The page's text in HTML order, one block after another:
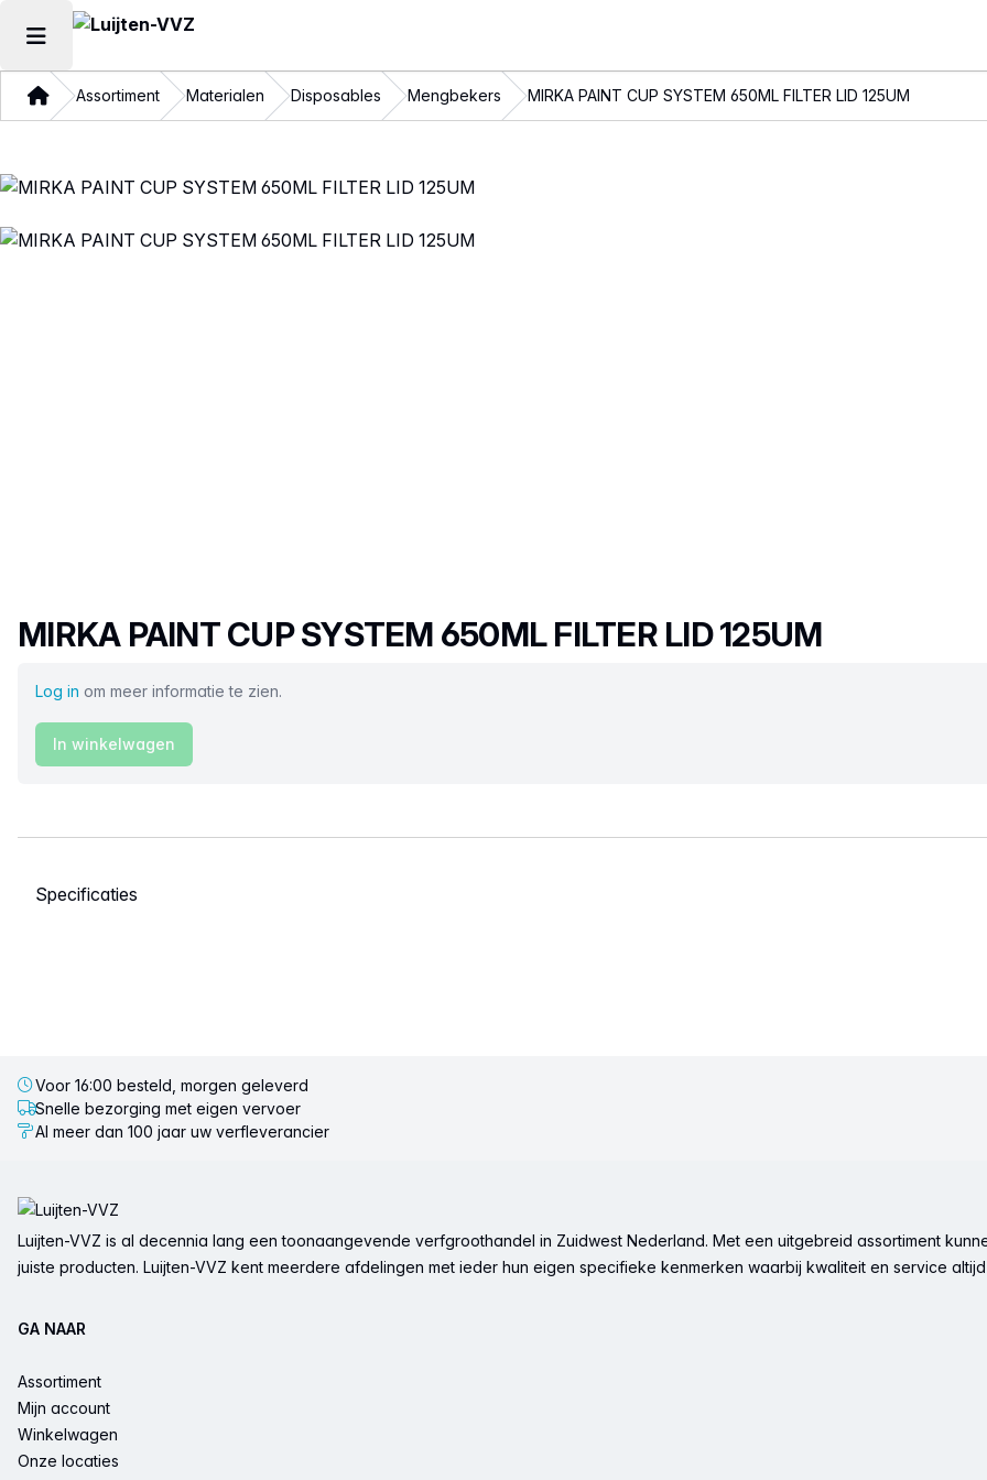
Hoofdmenu openen
ThuisAssortiment Materialen Disposables Mengbekers MIRKA PAINT CUP SYSTEM 650ML FILTER LID 125UM
Productnaam
MIRKA PAINT CUP SYSTEM 650ML FILTER LID 125UM
Log in om meer informatie te zien.
In winkelwagen
Selecteer een tabblad
Voor 16:00 besteld, morgen geleverd
Snelle bezorging met eigen vervoer
Al meer dan 100 jaar uw verfleverancier
Luijten-VVZ is al decennia lang een toonaangevende verfgroothandel in Zuidwest Nederland. Met een uitgebreid assortiment
juiste producten. Luijten-VVZ kent meerdere afdelingen met ieder hun eigen specifieke kenmerken waarbij kwaliteit en service
GA NAAR
Assortiment
Mijn account
Winkelwagen
Onze locaties